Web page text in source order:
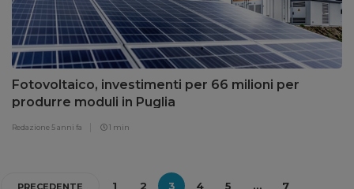
Fotovoltaico, investimenti per 66 milioni per
produrre moduli in Puglia
Redazione 5 anni fa 1 min
PRECEDENTE 1 2 3 4 5 … 7